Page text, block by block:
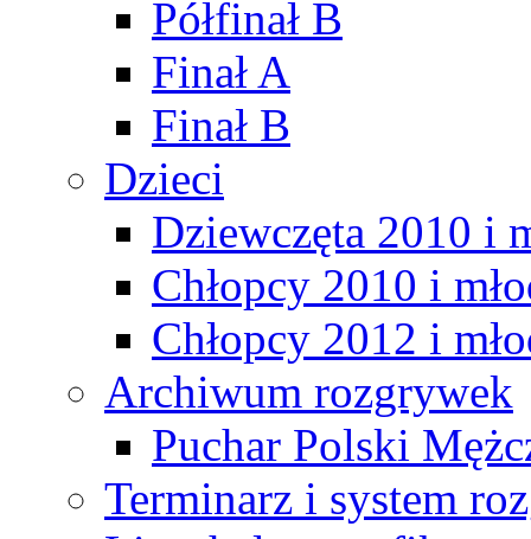
Półfinał B
Finał A
Finał B
Dzieci
Dziewczęta 2010 i
Chłopcy 2010 i
Chłopcy 2012 i
Archiwum rozgrywek
Puchar Polski
Terminarz i system